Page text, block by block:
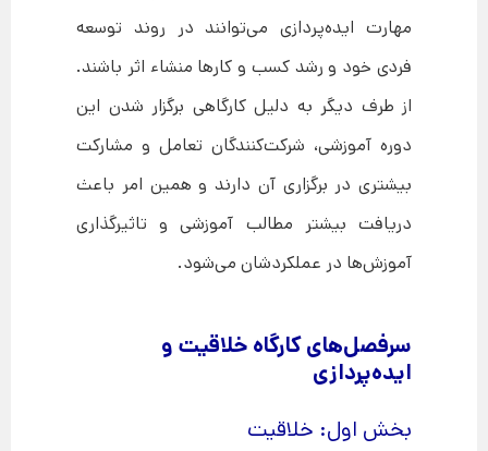
مهارت ایده‌پردازی می‌توانند در روند توسعه
فردی خود و رشد کسب و کارها منشاء اثر باشند.
از طرف دیگر به دلیل کارگاهی برگزار شدن این
دوره آموزشی، شرکت‌کنندگان تعامل و مشارکت
بیشتری در برگزاری آن دارند و همین امر باعث
دریافت بیشتر مطالب آموزشی و تاثیرگذاری
آموزش‌ها در عملکردشان می‌شود.
سرفصل‌های کارگاه خلاقیت و
ایده‌پردازی
بخش اول: خلاقیت